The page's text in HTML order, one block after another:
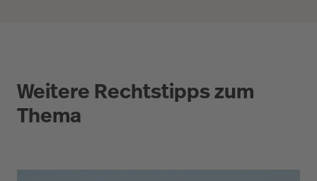
Weitere Rechtstipps zum
Thema